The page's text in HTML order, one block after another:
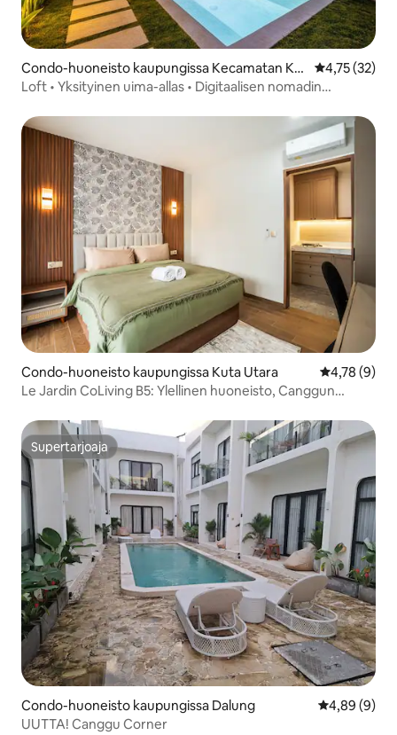
Condo-huoneisto kaupungissa Kecamatan Kut
a Utara
4,75 (32)
Loft • Yksityinen uima-allas • Digitaalisen nomadin
Condo-huoneisto kaupungissa Kuta Utara
4,78 (9)
Le Jardin CoLiving B5: Ylellinen huoneisto, Canggun
Supertarjoaja
Supertarjoaja
Condo-huoneisto kaupungissa Dalung
4,89 (9)
UUTTA! Canggu Corner